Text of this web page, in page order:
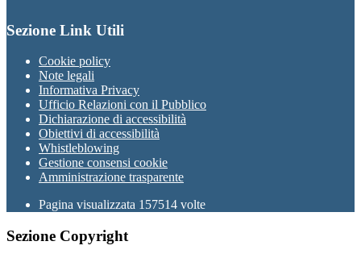
Sezione Link Utili
Cookie policy
Note legali
Informativa Privacy
Ufficio Relazioni con il Pubblico
Dichiarazione di accessibilità
Obiettivi di accessibilità
Whistleblowing
Gestione consensi cookie
Amministrazione trasparente
Pagina visualizzata 157514 volte
Sezione Copyright